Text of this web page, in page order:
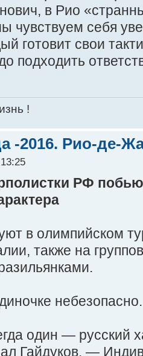
в Рио
чувствуем себя
готовит свои
подходить
!
-2016. Рио-де-
РФ
в олимпийском
также на
небезопасно.
один — русский
Гайдуков. —